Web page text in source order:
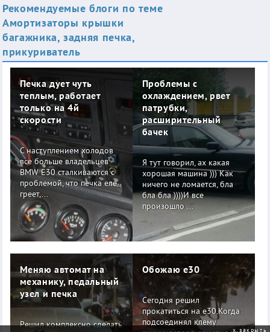
Рекомендуемые блоги по теме
Амортизаторы крышки
багажника, задняя печка,
прикуриватель
Печка дует чуть
теплым, работает
только на 4й
скорости
С наступлением холодов
все больше владельцев
BMW E30 сталкиваются с
проблемой, что печка еле
греет,...
Проблемы с
охлаждением, рвет
патрубки,
расширительный
бачек
Я тут говорил, ах какая
хорошая машина ))) Как
ничего не ломается, бла
бла бла ))))И все
произошло ...
Меняю автомат на
механику, педальный
узел и печка
Решил комплексно сделать
Обожаю е30
Сегодня решил
прокатиться на е30.Когда
подсоединял клему
закрыть